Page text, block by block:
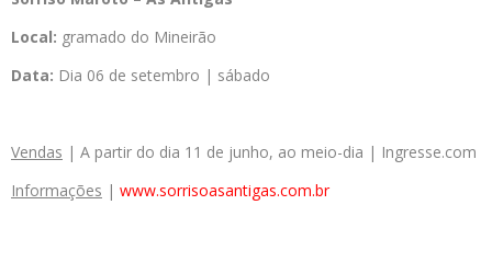
Local: gramado do Mineirão
Data: Dia 06 de setembro | sábado
Vendas | A partir do dia 11 de junho, ao meio-dia | Ingresse.com
Informações | www.sorrisoasantigas.com.br